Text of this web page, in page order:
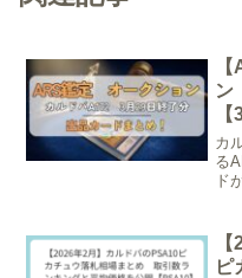
ン
カ
る
ド
ク
開
ピ